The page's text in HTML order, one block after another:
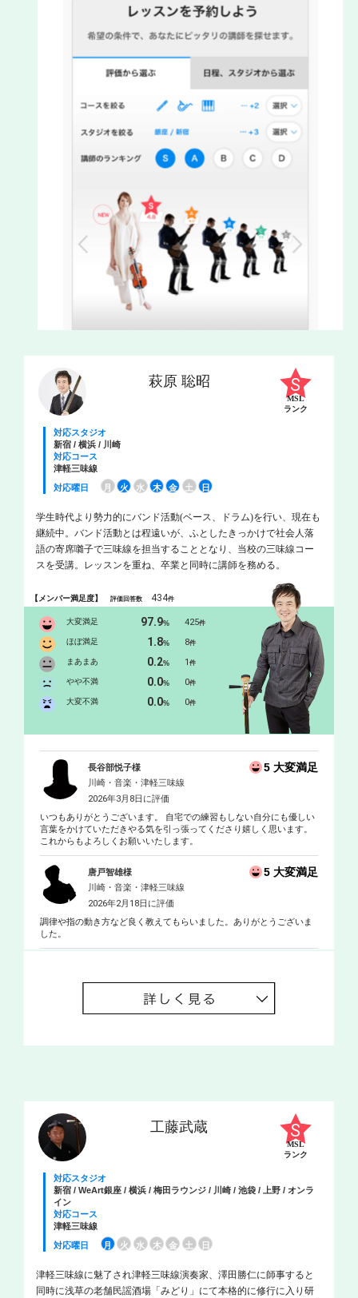
萩原 聡昭
MSL
ランク
対応スタジオ
新宿 / 横浜 / 川崎
対応コース
津軽三味線
対応曜日
月 火 水 木 金 土 日
学生時代より勢力的にバンド活動(ベース、ドラム)を行い、現在も
継続中。バンド活動とは程遠いが、ふとしたきっかけで社会人落
語の寄席囃子で三味線を担当することとなり、当校の三味線コー
スを受講。レッスンを重ね、卒業と同時に講師を務める。
【メンバー満足度】評価回答数 434件
大変満足 97.9% 425件
ほぼ満足 1.8% 8件
まあまあ 0.2% 1件
やや不満 0.0% 0件
大変不満 0.0% 0件
長谷部悦子様 5 大変満足
川崎・音楽・津軽三味線
2026年3月8日に評価
いつもありがとうございます。 自宅での練習もしない自分にも優しい
言葉をかけていただきやる気を引っ張ってくださり嬉しく思います。
これからもよろしくお願いいたします。
唐戸智雄様 5 大変満足
川崎・音楽・津軽三味線
2026年2月18日に評価
調律や指の動き方など良く教えてもらいました。ありがとうございま
した。
工藤武蔵
MSL
ランク
対応スタジオ
新宿 / WeArt銀座 / 横浜 / 梅田ラウンジ / 川崎 / 池袋 / 上野 / オンラ
イン
対応コース
津軽三味線
対応曜日
月 火 水 木 金 土 日
津軽三味線に魅了され津軽三味線演奏家、澤田勝仁に師事すると
同時に浅草の老舗民謡酒場「みどり」にて本格的に修行に入り研